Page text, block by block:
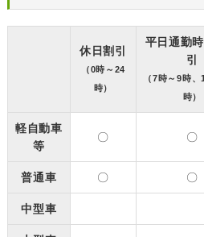
休日割引
（0時～24
時）
平日通勤
引
（7時～9時
時）
軽自動車
等
〇 〇
普通車 〇 〇
中型車